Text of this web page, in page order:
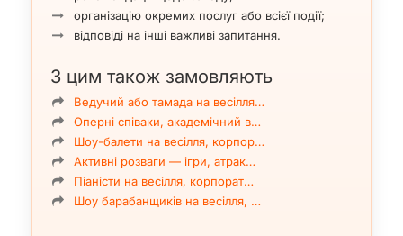
організацію окремих послуг або всієї події;
відповіді на інші важливі запитання.
З цим також замовляють
Ведучий або тамада на весілля…
Оперні співаки, академічний в…
Шоу-балети на весілля, корпор…
Активні розваги — ігри, атрак…
Піаністи на весілля, корпорат…
Шоу барабанщиків на весілля, …